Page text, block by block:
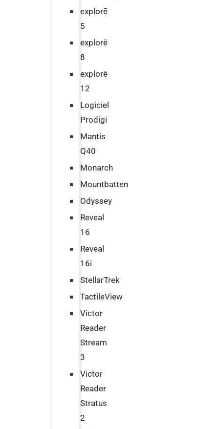
explorē
5
explorē
8
explorē
12
Logiciel
Prodigi
Mantis
Q40
Monarch
Mountbatten
Odyssey
Reveal
16
Reveal
16i
StellarTrek
TactileView
Victor
Reader
Stream
3
Victor
Reader
Stratus
2